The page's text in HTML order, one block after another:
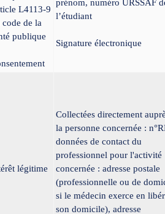
L4113-9
code de la
publique
l’étudiant
Signature électronique
légitime
Collectées directement
la personne concernée :
données de contact du
professionnel pour l'activité
concernée : adresse postale
(professionnelle ou de
si le médecin exerce en
son domicile), adresse